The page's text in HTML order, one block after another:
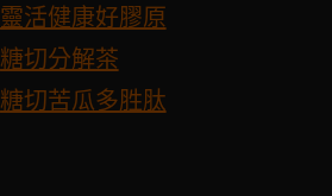
靈活健康好膠原
糖切分解茶
糖切苦瓜多胜肽